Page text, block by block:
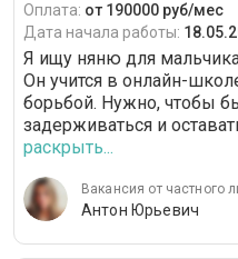
Оплата: от 190000 руб/мес
Дата начала работы:
Я ищу няню для
Он учится в онлайн-
борьбой. Нужно, чтобы
задерживаться и
раскрыть...
Вакансия от частного
Антон Юрьевич